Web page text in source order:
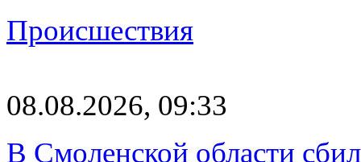
Происшествия
08.08.2026, 09:33
В Смоленской области